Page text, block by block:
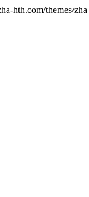
hth.com/themes/